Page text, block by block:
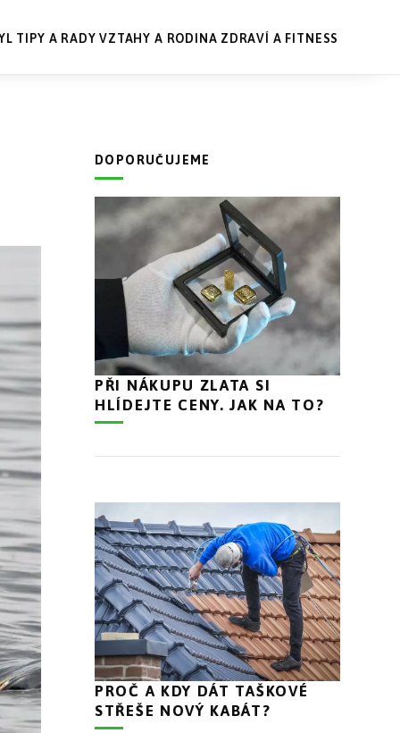
TIPY A RADY VZTAHY A RODINA ZDRAVÍ A FITNESS
DOPORUČUJEME
PŘI NÁKUPU ZLATA SI
HLÍDEJTE CENY. JAK NA TO?
PROČ A KDY DÁT TAŠKOVÉ
STŘEŠE NOVÝ KABÁT?